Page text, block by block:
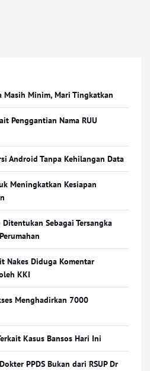
Masih Minim, Mari Tingkatkan
Penggantian Nama RUU
Android Tanpa Kehilangan Data
Meningkatkan Kesiapan
Sebagai Tersangka
Nakes Diduga Komentar
KKI
Menghadirkan 7000
Kasus Bansos Hari Ini
PPDS Bukan dari RSUP Dr